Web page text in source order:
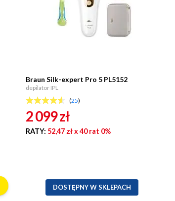
Braun Silk-expert Pro 5 PL5152
depilator IPL
(25)
2 099zł
RATY: 52,47 złx 40 rat 0%
DOSTĘPNY W SKLEPACH